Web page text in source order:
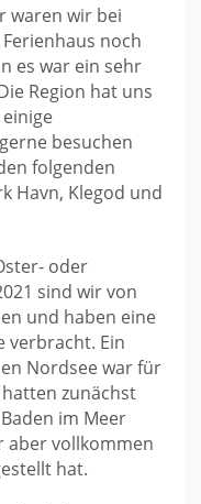
waren wir bei
noch
es war ein sehr
Region hat uns
besuchen
folgenden
Havn, Klegod und
oder
sind wir von
und haben eine
verbracht. Ein
Nordsee war für
zunächst
im Meer
aber vollkommen
hat.